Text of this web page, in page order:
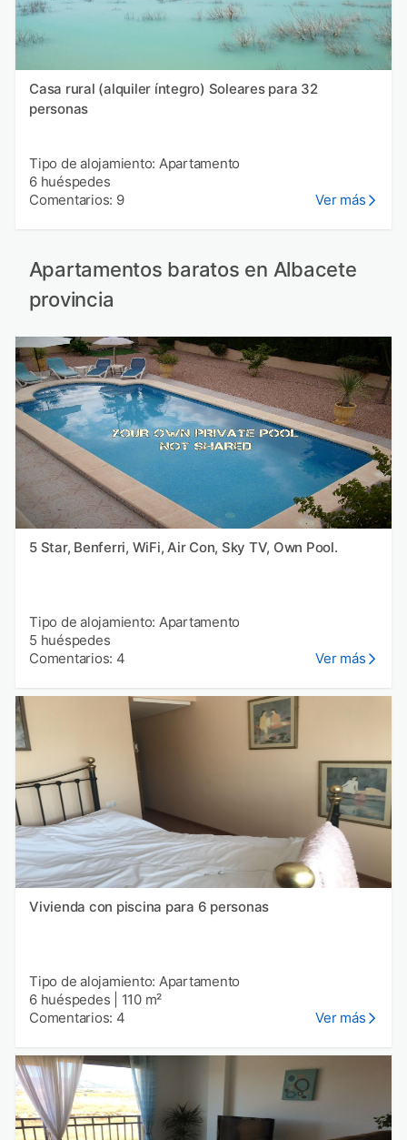
Casa rural (alquiler íntegro) Soleares para 32
personas
Tipo de alojamiento: Apartamento
6 huéspedes
Comentarios: 9
Ver más
Apartamentos baratos en Albacete
provincia
5 Star, Benferri, WiFi, Air Con, Sky TV, Own Pool.
Tipo de alojamiento: Apartamento
5 huéspedes
Comentarios: 4
Ver más
Vivienda con piscina para 6 personas
Tipo de alojamiento: Apartamento
6 huéspedes
110 m²
Comentarios: 4
Ver más